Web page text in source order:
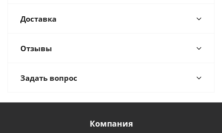
Доставка
Отзывы
Задать вопрос
Компания